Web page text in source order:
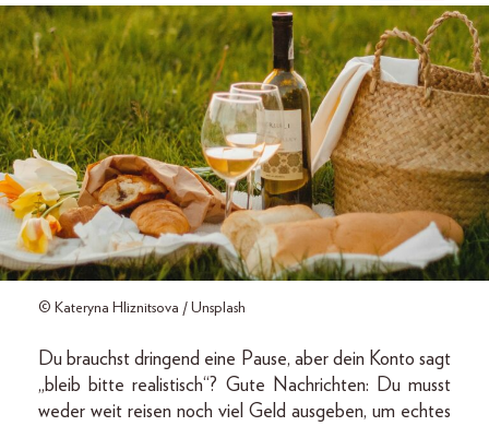
© Kateryna Hliznitsova / Unsplash
Du brauchst dringend eine Pause, aber dein Konto sagt
„bleib bitte realistisch“? Gute Nachrichten: Du musst
weder weit reisen noch viel Geld ausgeben, um echtes